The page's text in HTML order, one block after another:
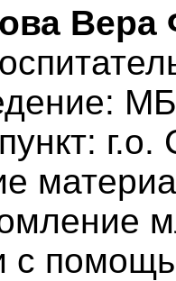
Вера
г.о.
с